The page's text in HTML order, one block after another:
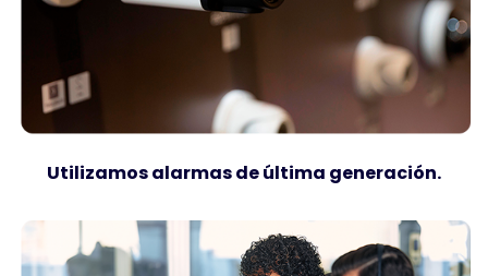
Utilizamos alarmas de última generación.